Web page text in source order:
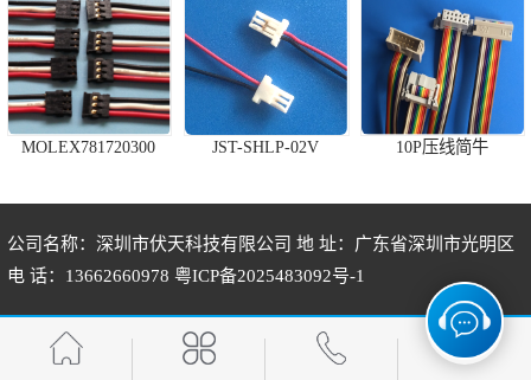
MOLEX781720300 JST-SHLP-02V 10P压线简牛
AMP280358-2
公司名称：深圳市伏天科技有限公司 地 址：广东省深圳市光明区
电 话：13662660978 粤ICP备2025483092号-1